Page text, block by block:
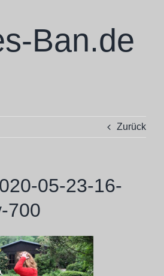
Ban.de
Zurück
05-23-16-
700